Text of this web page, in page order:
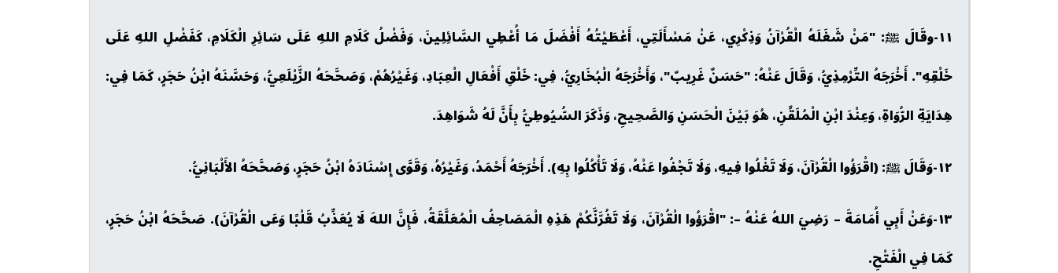
١١-وقَالَ ﷺ: "مَنْ شَغَلَهُ الْقُرْآنُ وَذِكْرِي، عَنْ مَسْأَلَتِي، أَعْطَيْتُهُ أَفْضَلَ مَا أُعْطِي السَّائِلِينَ، وَفَضْلُ كَلَامِ اللهِ عَلَى سَائِرِ الْكَلَامِ، كَفَضْلِ اللهِ عَلَى
خَلْقِهِ". أَخْرَجَهُ التِّرْمِذِيُّ، وَقَالَ عَنْهُ: "حَسَنٌ غَرِيبٌ"، وَأَخْرَجَهُ الْبُخَارِيُّ، فِي: خَلْقِ أَفْعَالِ الْعِبَادِ، وَغَيْرُهُمْ، وَصَحَّحَهُ الزَّيْلَعِيُّ، وَحَسَّنَهُ ابْنُ حَجَرٍ، كَمَا فِي:
هِدَايَةِ الرُّوَاةِ، وَعِنْدَ ابْنِ الْمُلَقِّنِ، هُوَ بَيْنَ الْحَسَنِ وَالصَّحِيحِ، وَذَكَرَ السُّيُوطِيُّ بِأَنَّ لَهُ شَوَاهِدَ.
١٢-وَقَالَ ﷺ: (اقْرَؤُوا الْقُرْآنَ، وَلَا تَغْلُوا فِيهِ، وَلَا تَجْفُوا عَنْهُ، وَلَا تَأْكُلُوا بِهِ). أَخْرَجَهُ أَحْمَدُ، وَغَيْرُهُ، وَقَوَّى إِسْنَادَهُ ابْنُ حَجَرٍ، وَصَحَّحَهُ الأَلْبَانِيُّ.
١٣-وَعَنْ أَبِي أُمَامَةَ – رَضِيَ اللهُ عَنْهُ –: "اقْرَؤُوا الْقُرْآنَ، وَلَا تَغُرَّنَّكُمْ هَذِهِ الْمَصَاحِفُ الْمُعَلَّقَةُ، فَإِنَّ اللهَ لَا يُعَذِّبُ قَلْبًا وَعَى الْقُرْآنَ). صَحَّحَهُ ابْنُ حَجَرٍ،
كَمَا فِي الْفَتْحِ.